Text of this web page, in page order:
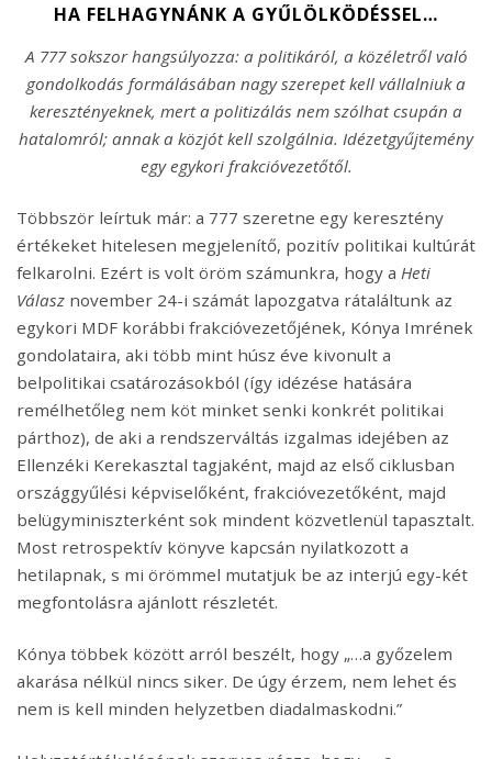
HA FELHAGYNÁNK A GYŰLÖLKÖDÉSSEL…
A 777 sokszor hangsúlyozza: a politikáról, a közéletről való
gondolkodás formálásában nagy szerepet kell vállalniuk a
keresztényeknek, mert a politizálás nem szólhat csupán a
hatalomról; annak a közjót kell szolgálnia. Idézetgyűjtemény
egy egykori frakcióvezetőtől.
Többször leírtuk már: a 777 szeretne egy keresztény
értékeket hitelesen megjelenítő, pozitív politikai kultúrát
felkarolni. Ezért is volt öröm számunkra, hogy a Heti
Válasz november 24-i számát lapozgatva rátaláltunk az
egykori MDF korábbi frakcióvezetőjének, Kónya Imrének
gondolataira, aki több mint húsz éve kivonult a
belpolitikai csatározásokból (így idézése hatására
remélhetőleg nem köt minket senki konkrét politikai
párthoz), de aki a rendszerváltás izgalmas idejében az
Ellenzéki Kerekasztal tagjaként, majd az első ciklusban
országgyűlési képviselőként, frakcióvezetőként, majd
belügyminiszterként sok mindent közvetlenül tapasztalt.
Most retrospektív könyve kapcsán nyilatkozott a
hetilapnak, s mi örömmel mutatjuk be az interjú egy-két
megfontolásra ajánlott részletét.
Kónya többek között arról beszélt, hogy „…a győzelem
akarása nélkül nincs siker. De úgy érzem, nem lehet és
nem is kell minden helyzetben diadalmaskodni.”